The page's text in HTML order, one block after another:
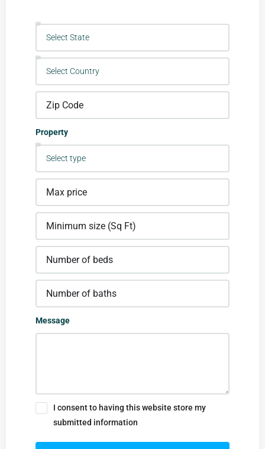
Property
Message
I consent to having this website store my
submitted information